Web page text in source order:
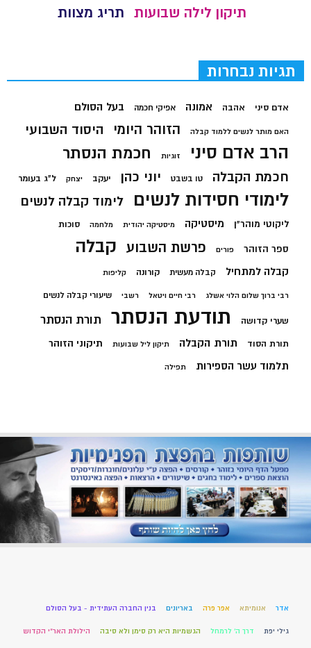
תיקון לילה שבועות תריג מצוות
תגיות נבחרות
אדם סיני אהבה אמונה אפיקי חכמה בעל הסולם
האם מותר לנשים ללמוד קבלה הזוהר היומי היסוד השבועי
הרב אדם סיני זוגיות חכמת הנסתר
חכמת הקבלה טו בשבט יוני כהן יעקב יצחק ל"ג בעומר
לימודי חסידות לנשים לימוד קבלה לנשים
ליקוטי מוהר"ן מיסטיקה מיסטיקה יהודית מלחמה סוכות
ספר הזוהר פורים פרשת השבוע קבלה
קבלה למתחיל קבלה מעשית קורונה קליפות
רבי ברוך שלום הלוי אשלג רבי חיים ויטאל רשבי שיעורי קבלה לנשים
שערי קדושה תודעת הנסתר תורת הנסתר
תורת הסוד תורת הקבלה תיקון ליל שבועות תיקוני הזוהר
תלמוד עשר הספירות תפילה
אדר אנומיתא אפר פרה באריונים בנין החברה העתידית - בעל הסולם
גילי יפת דרך ה' לרמחל הגשמיות היא רק סימן ולא סיבה הילולת האר"י הקדוש